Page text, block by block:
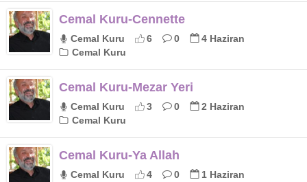
Cemal Kuru-Cennette
Cemal Kuru 6 0
4 Haziran
Cemal Kuru
Cemal Kuru-Mezar Yeri
Cemal Kuru 3 0
2 Haziran
Cemal Kuru
Cemal Kuru-Ya Allah
Cemal Kuru 4 0
1 Haziran